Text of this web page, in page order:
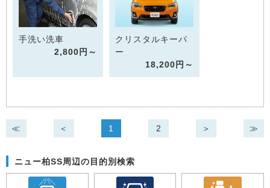
手洗い洗車
2,800円～
クリスタルキーパ
ー
18,200円～
≪ ＜ 1 2 ＞ ≫
ニュー柏SS周辺の目的別検索